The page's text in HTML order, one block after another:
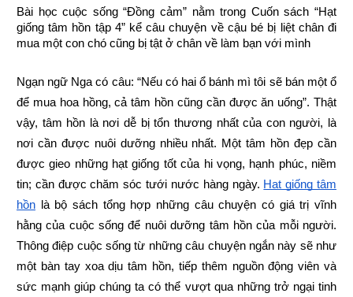
Bài học cuộc sống “Đồng cảm” nằm trong Cuốn sách “Hạt
giống tâm hồn tập 4” kể câu chuyện về cậu bé bị liệt chân đi
mua một con chó cũng bị tật ở chân về làm bạn với mình
Ngạn ngữ Nga có câu: “Nếu có hai ổ bánh mì tôi sẽ bán một ổ
để mua hoa hồng, cả tâm hồn cũng cần được ăn uống”. Thật
vậy, tâm hồn là nơi dễ bị tổn thương nhất của con người, là
nơi cần được nuôi dưỡng nhiều nhất. Một tâm hồn đẹp cần
được gieo những hạt giống tốt của hi vọng, hạnh phúc, niềm
tin; cần được chăm sóc tưới nước hàng ngày. Hạt giống tâm
hồn là bộ sách tổng hợp những câu chuyện có giá trị vĩnh
hằng của cuộc sống để nuôi dưỡng tâm hồn của mỗi người.
Thông điệp cuộc sống từ những câu chuyện ngắn này sẽ như
một bàn tay xoa dịu tâm hồn, tiếp thêm nguồn động viên và
sức mạnh giúp chúng ta có thể vượt qua những trở ngại tinh